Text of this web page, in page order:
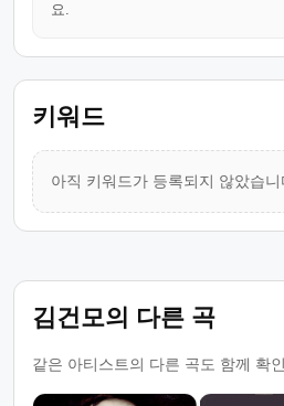
요.
키워드
아직 키워드가 등록되지 않았습니
김건모의 다른 곡
같은 아티스트의 다른 곡도 함께 확